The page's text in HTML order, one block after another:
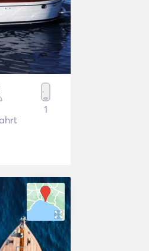
1